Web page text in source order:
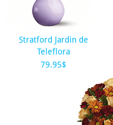
Stratford Jardin de
Teleflora
79.95$